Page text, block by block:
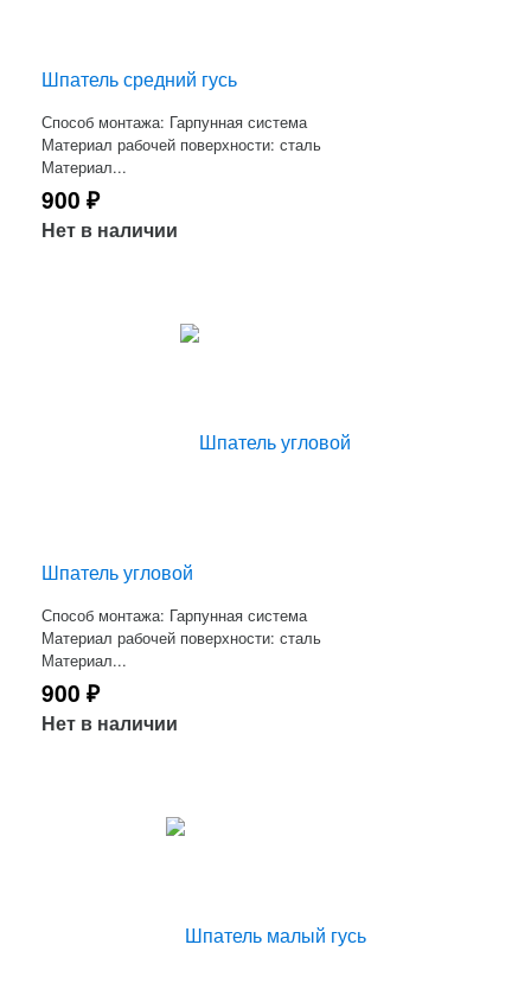
Шпатель средний гусь
Способ монтажа: Гарпунная система
Материал рабочей поверхности: сталь
Материал...
900 ₽
Нет в наличии
Шпатель угловой
Способ монтажа: Гарпунная система
Материал рабочей поверхности: сталь
Материал...
900 ₽
Нет в наличии